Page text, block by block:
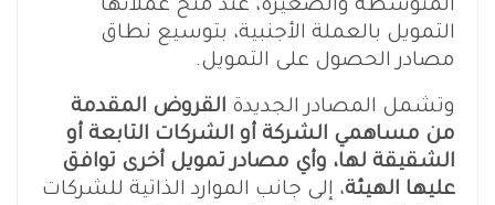
المتوسطة والصغيرة، عند منح عملائها
التمويل بالعملة الأجنبية، بتوسيع نطاق
مصادر الحصول على التمويل.
وتشمل المصادر الجديدة القروض المقدمة
من مساهمي الشركة أو الشركات التابعة أو
الشقيقة لها، وأي مصادر تمويل أخرى توافق
عليها الهيئة، إلى جانب الموارد الذاتية للشركات